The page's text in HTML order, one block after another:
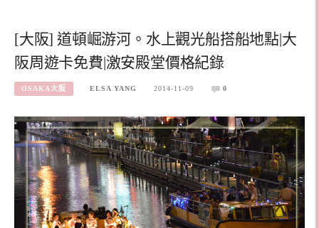
[大阪] 道頓崛游河。水上觀光船搭船地點|大
阪周遊卡免費|激安殿堂價格紀錄
OSAKA大阪 ELSA YANG 2014-11-09 0